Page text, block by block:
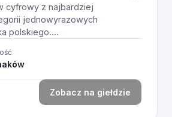
cyfrowy z najbardziej
jednowyrazowych
polskiego....
Zobacz na giełdzie